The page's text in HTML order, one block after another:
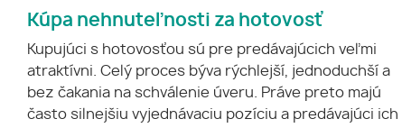
Kúpa nehnuteľnosti za hotovosť
Kupujúci s hotovosťou sú pre predávajúcich veľmi
atraktívni. Celý proces býva rýchlejší, jednoduchší a
bez čakania na schválenie úveru. Práve preto majú
často silnejšiu vyjednávaciu pozíciu a predávajúci ich